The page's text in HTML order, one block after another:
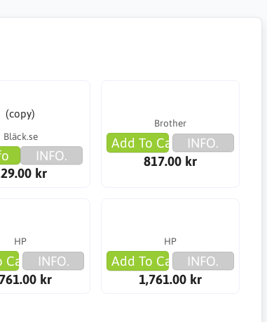
(copy)
Bläck.se
INFO.
kr
Brother
Add To Cart
INFO.
817.00 kr
HP
INFO.
kr
HP
Add To Cart
INFO.
1,761.00 kr